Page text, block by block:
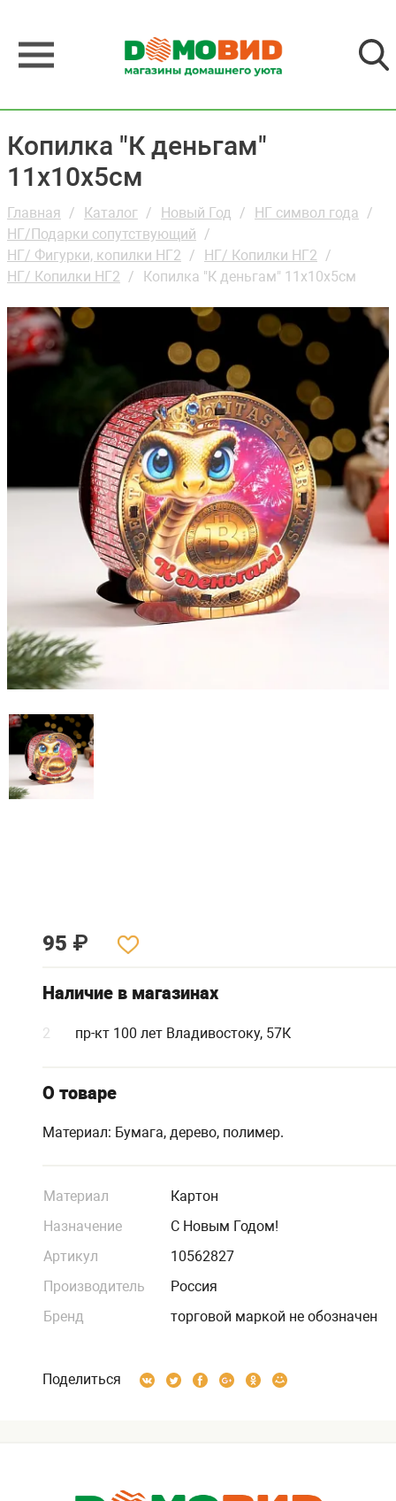
Копилка "К деньгам"
11х10х5см
Главная Каталог Новый Год
НГ символ года
НГ/Подарки сопутствующий
НГ/ Фигурки, копилки НГ2
НГ/ Копилки НГ2
НГ/ Копилки НГ2
Копилка "К деньгам" 11х10х5см
95 ₽
Наличие в магазинах
2 пр-кт 100 лет Владивостоку, 57К
О товаре
Материал: Бумага, дерево, полимер.
Материал
Картон
Назначение
С Новым Годом!
Артикул
10562827
Производитель
Россия
Бренд
торговой маркой не обозначен
Поделиться